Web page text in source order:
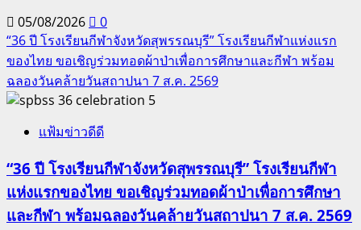
05/08/2026
0
“36 ปี โรงเรียนกีฬาจังหวัดสุพรรณบุรี” โรงเรียนกีฬาแห่งแรก
ของไทย ขอเชิญร่วมทอดผ้าป่าเพื่อการศึกษาและกีฬา พร้อม
ฉลองวันคล้ายวันสถาปนา 7 ส.ค. 2569
5
แฟ้มข่าวดีดี
“36 ปี โรงเรียนกีฬาจังหวัดสุพรรณบุรี” โรงเรียนกีฬา
แห่งแรกของไทย ขอเชิญร่วมทอดผ้าป่าเพื่อการศึกษา
และกีฬา พร้อมฉลองวันคล้ายวันสถาปนา 7 ส.ค. 2569